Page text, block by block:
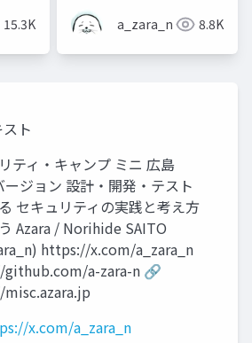
女
い
15.3K a_zara_n 8.8K
ト
ティ・キャンプ ミニ 広島
ージョン 設計・開発・テスト
セキュリティの実践と考え方
Azara / Norihide SAITO
https://x.com/a_zara_n
a-zara-n 🔗
x.com/a_zara_n